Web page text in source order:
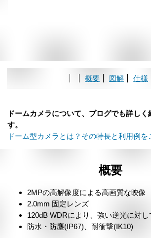
概要 図解 仕様
ドームカメラについて、ブログでも詳しく
す。
ドーム型カメラとは？その特長と利用例を
概要
2MPの高解像度による高画質な映像
2.0mm 固定レンズ
120dB WDRにより、強い逆光に対
防水・防塵(IP67)、耐衝撃(IK10)